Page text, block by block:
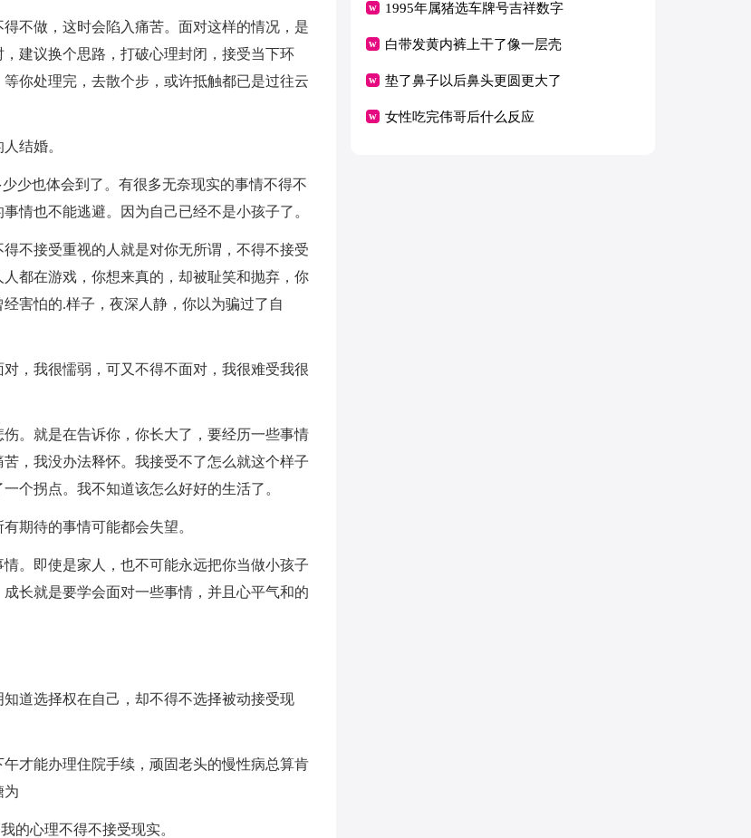
不做，这时会陷入痛苦。面对这样的情况，是
建议换个思路，打破心理封闭，接受当下环
你处理完，去散个步，或许抵触都已是过往云
结婚。
少也体会到了。有很多无奈现实的事情不得不
情也不能逃避。因为自己已经不是小孩子了。
不接受重视的人就是对你无所谓，不得不接受
都在游戏，你想来真的，却被耻笑和抛弃，你
害怕的.样子，夜深人静，你以为骗过了自
，我很懦弱，可又不得不面对，我很难受我很
。就是在告诉你，你长大了，要经历一些事情
，我没办法释怀。我接受不了怎么就这个样子
个拐点。我不知道该怎么好好的生活了。
期待的事情可能都会失望。
。即使是家人，也不可能永远把你当做小孩子
长就是要学会面对一些事情，并且心平气和的
道选择权在自己，却不得不选择被动接受现
才能办理住院手续，顽固老头的慢性病总算肯
为
的心理不得不接受现实。
1995年属猪选车牌号吉祥数字
白带发黄内裤上干了像一层壳
垫了鼻子以后鼻头更圆更大了
女性吃完伟哥后什么反应